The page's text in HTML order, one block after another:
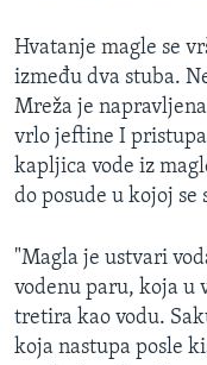
Hvatanje magle se
između dva stuba.
Mreža je
vrlo jeftine I
kapljica vode iz
do posude u kojoj se
"Magla je ustvari
vodenu paru, koja u
tretira kao vodu.
koja nastupa posle